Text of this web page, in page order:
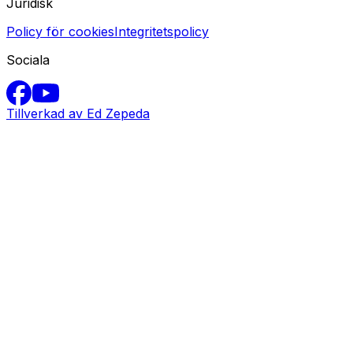
Juridisk
Policy för cookiesIntegritetspolicy
Sociala
Tillverkad av Ed Zepeda